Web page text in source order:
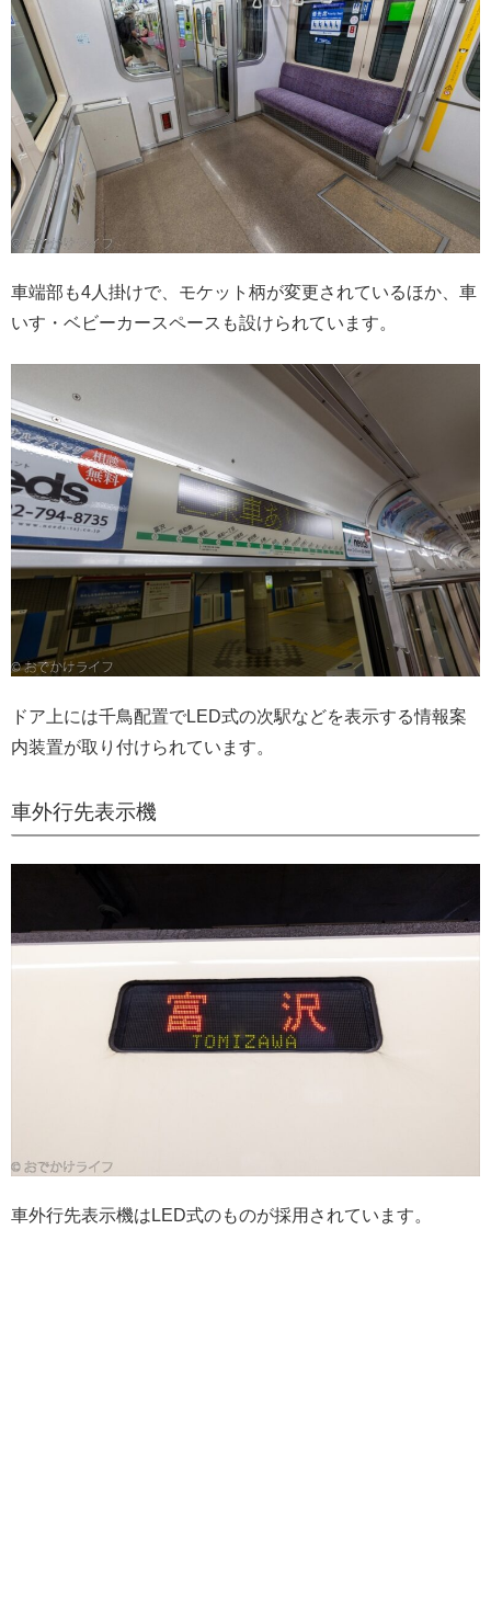
車端部も4人掛けで、モケット柄が変更されているほか、車
いす・ベビーカースペースも設けられています。
ドア上には千鳥配置でLED式の次駅などを表示する情報案
内装置が取り付けられています。
車外行先表示機
車外行先表示機はLED式のものが採用されています。